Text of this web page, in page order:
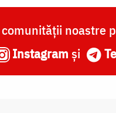
noastre
Instagram și